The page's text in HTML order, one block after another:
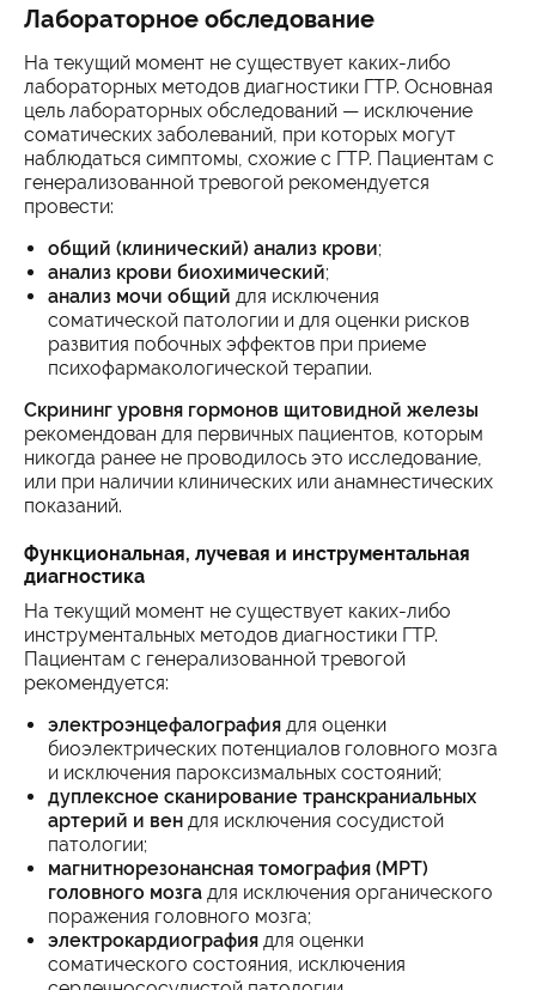
Лабораторное обследование
На текущий момент не существует каких-либо
лабораторных методов диагностики ГТР. Основная
цель лабораторных обследований — исключение
соматических заболеваний, при которых могут
наблюдаться симптомы, схожие с ГТР. Пациентам с
генерализованной тревогой рекомендуется
провести:
общий (клинический) анализ крови;
анализ крови биохимический;
анализ мочи общий для исключения
соматической патологии и для оценки рисков
развития побочных эффектов при приеме
психофармакологической терапии.
Скрининг уровня гормонов щитовидной железы
рекомендован для первичных пациентов, которым
никогда ранее не проводилось это исследование,
или при наличии клинических или анамнестических
показаний.
Функциональная, лучевая и инструментальная
диагностика
На текущий момент не существует каких-либо
инструментальных методов диагностики ГТР.
Пациентам с генерализованной тревогой
рекомендуется:
электроэнцефалография для оценки
биоэлектрических потенциалов головного мозга
и исключения пароксизмальных состояний;
дуплексное сканирование транскраниальных
артерий и вен для исключения сосудистой
патологии;
магнитнорезонансная томография (МРТ)
головного мозга для исключения органического
поражения головного мозга;
электрокардиография для оценки
соматического состояния, исключения